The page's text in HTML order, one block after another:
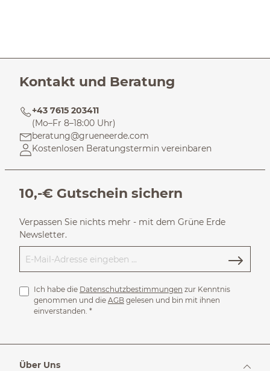
Kontakt und Beratung
+43 7615 203411
(Mo–Fr 8–18:00 Uhr)
beratung@grueneerde.com
Kostenlosen Beratungstermin vereinbaren
10,-€ Gutschein sichern
Verpassen Sie nichts mehr - mit dem Grüne Erde
Newsletter.
Ich habe die Datenschutzbestimmungen zur Kenntnis
genommen und die AGB gelesen und bin mit ihnen
einverstanden. *
Über Uns